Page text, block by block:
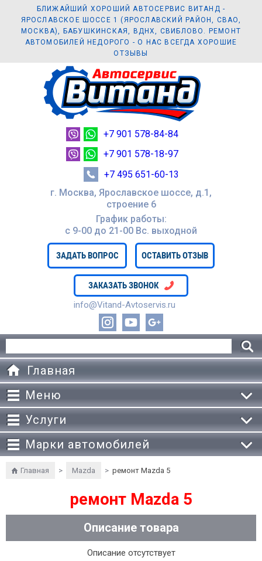
БЛИЖАЙШИЙ ХОРОШИЙ АВТОСЕРВИС ВИТАНД -
ЯРОСЛАВСКОЕ ШОССЕ 1 (ЯРОСЛАВСКИЙ РАЙОН, СВАО,
МОСКВА), БАБУШКИНСКАЯ, ВДНХ, СВИБЛОВО. РЕМОНТ
АВТОМОБИЛЕЙ НЕДОРОГО - О НАС ВСЕГДА ХОРОШИЕ
ОТЗЫВЫ
г. Москва, Ярославское шоссе, д.1,
строение 6
График работы:
с 9-00 до 21-00 Вc. выходной
ЗАДАТЬ ВОПРОС ОСТАВИТЬ ОТЗЫВ
ЗАКАЗАТЬ ЗВОНОК
info@Vitand-Avtoservis.ru
+7 901 578-84-84
+7 901 578-18-97
+7 495 651-60-13
Главная
Меню
Услуги
Марки автомобилей
Главная > Mazda > ремонт Mazda 5
ремонт Mazda 5
Описание товара
Описание отсутствует